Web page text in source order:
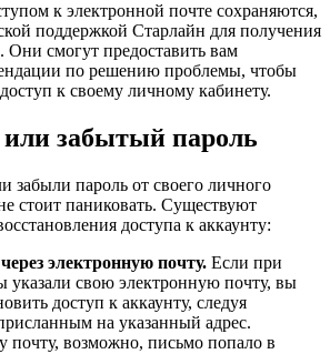
к электронной почте сохраняются,
поддержкой Старлайн для получения
смогут предоставить вам
по решению проблемы, чтобы
к своему личному кабинету.
забытый пароль
забыли пароль от своего личного
стоит паниковать. Существуют
доступа к аккаунту:
электронную почту. Если при
указали свою электронную почту, вы
доступ к аккаунту, следуя
на указанный адрес.
почту, возможно, письмо попало в